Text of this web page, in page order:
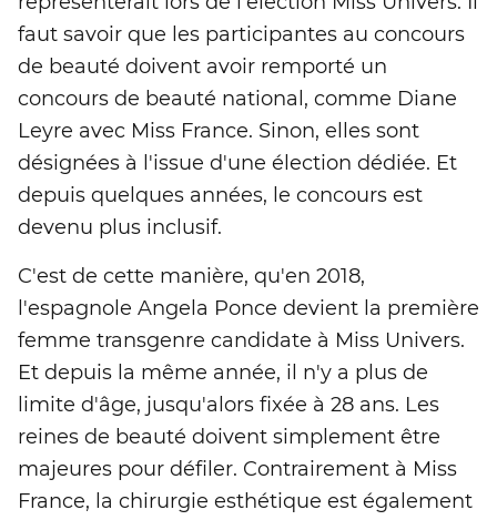
faut savoir que les participantes au concours
de beauté doivent avoir remporté un
concours de beauté national, comme Diane
Leyre avec Miss France. Sinon, elles sont
désignées à l'issue d'une élection dédiée. Et
depuis quelques années, le concours est
devenu plus inclusif.
C'est de cette manière, qu'en 2018,
l'espagnole Angela Ponce devient la première
femme transgenre candidate à Miss Univers.
Et depuis la même année, il n'y a plus de
limite d'âge, jusqu'alors fixée à 28 ans. Les
reines de beauté doivent simplement être
majeures pour défiler. Contrairement à Miss
France, la chirurgie esthétique est également